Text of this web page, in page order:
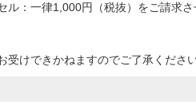
ル：一律1,000円（税抜）をご請求さ
けできかねますのでご了承ください